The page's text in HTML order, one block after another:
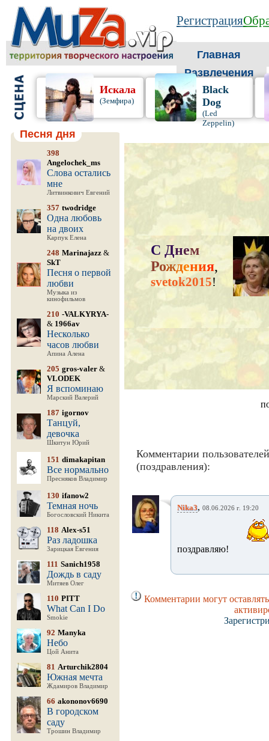
Регистрация
Главная
Развлечения
Искала
(Земфира)
Black
Dog
(Led
Zeppelin)
Песня дня
398
Angelochek_ms
Слова остались
мне
Литвинкович Евгений
357 twodridge
Одна любовь
на двоих
Карпук Елена
248 Marinajazz &
SkT
Песня о первой
любви
Музыка из
кинофильмов
210 -VALKYRYA-
& 1966av
Несколько
часов любви
Апина Алена
205 gros-valer &
VLODEK
Я вспоминаю
Марский Валерий
187 igornov
Танцуй,
девочка
Шкитун Юрий
151 dimakapitan
Все нормально
Пресняков Владимир
130 ifanow2
Темная ночь
Богословский Никита
118 Alex-s51
Раз ладошка
Зарицкая Евгения
111 Sanich1958
Дождь в саду
Митяев Олег
110 PITT
What Can I Do
Smokie
92 Manyka
Небо
Цой Анита
81 Arturchik2804
Южная мечта
Ждамиров Владимир
66 akononov6690
В городском
саду
Трошин Владимир
С Днем
Рождения,
svetok2015!
Комментарии пользователей
(поздравления):
Nika3, 08.06.2026 г. 19:20
поздравляю!
Комментарии могут